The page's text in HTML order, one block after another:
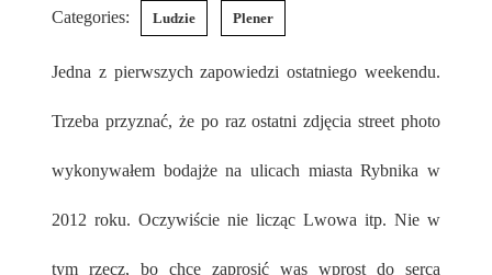
Categories: Ludzie Plener
Jedna z pierwszych zapowiedzi ostatniego weekendu.
Trzeba przyznać, że po raz ostatni zdjęcia street photo
wykonywałem bodajże na ulicach miasta Rybnika w
2012 roku. Oczywiście nie licząc Lwowa itp. Nie w
tym rzecz, bo chce zaprosić was wprost do serca